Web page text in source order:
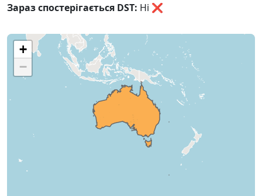
Зараз спостерігається DST: Ні ❌
+
−